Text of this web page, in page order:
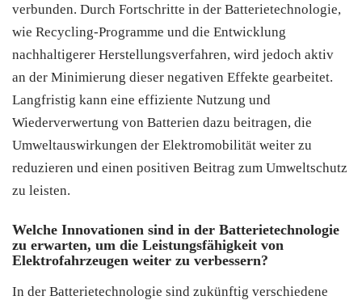
verbunden. Durch Fortschritte in der Batterietechnologie,
wie Recycling-Programme und die Entwicklung
nachhaltigerer Herstellungsverfahren, wird jedoch aktiv
an der Minimierung dieser negativen Effekte gearbeitet.
Langfristig kann eine effiziente Nutzung und
Wiederverwertung von Batterien dazu beitragen, die
Umweltauswirkungen der Elektromobilität weiter zu
reduzieren und einen positiven Beitrag zum Umweltschutz
zu leisten.
Welche Innovationen sind in der Batterietechnologie
zu erwarten, um die Leistungsfähigkeit von
Elektrofahrzeugen weiter zu verbessern?
In der Batterietechnologie sind zukünftig verschiedene